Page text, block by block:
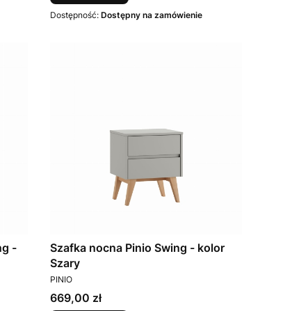
Dostępność: Dostępny na zamówienie
-
Szafka nocna Pinio Swing - kolor
Szary
PRODUCENT
PINIO
Cena
669,00 zł